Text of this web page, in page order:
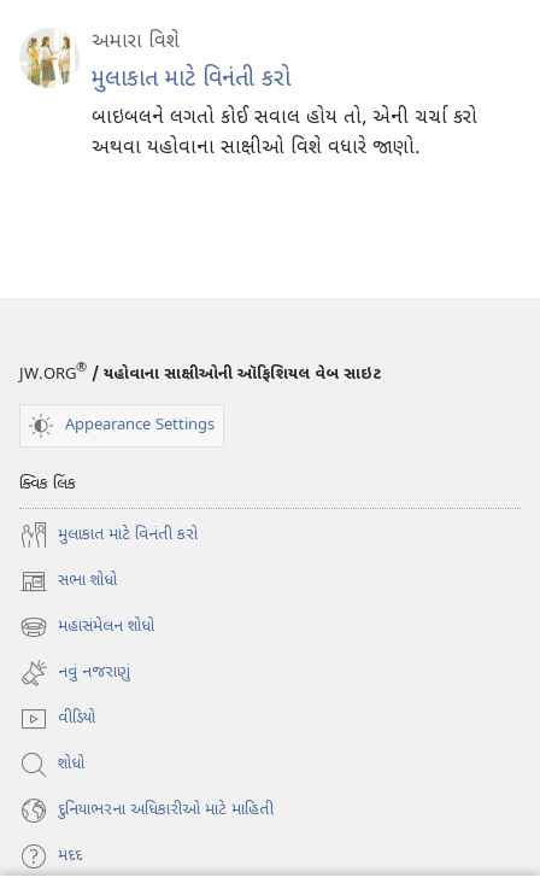
અમારા વિશે
મુલાકાત માટે વિનંતી કરો
બાઇબલને લગતો કોઈ સવાલ હોય તો, એની ચર્ચા કરો
અથવા યહોવાના સાક્ષીઓ વિશે વધારે જાણો.
JW.ORG® / યહોવાના સાક્ષીઓની ઑફિશિયલ વેબ સાઇટ
Appearance Settings
ક્વિક લિંક
મુલાકાત માટે વિનંતી કરો
સભા શોધો
(opens
new
window)
મહાસંમેલન શોધો
(opens
new
window)
નવું નજરાણું
વીડિયો
શોધો
દુનિયાભરના અધિકારીઓ માટે માહિતી
મદદ